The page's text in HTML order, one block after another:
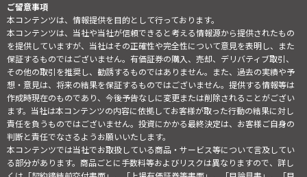
ご留意事項
本コンテンツは、情報提供を目的として行っております。
本コンテンツは、当社や当社が信頼できると考える情報源から提供されたもの
を提供していますが、当社はその正確性や完全性について意見を表明し、また
保証するものではございません。有価証券の購入、売却、デリバティブ取引、
その他の取引を推奨し、勧誘するものではありません。また、過去の実績や予
想・意見は、将来の結果を保証するものではございません。提供する情報等は
作成時現在のものであり、今後予告なしに変更または削除されることがござい
ます。当社は本コンテンツの内容に依拠してお客様が取った行動の結果に対し
責任を負うものではございません。投資にかかる最終決定は、お客様ご自身の
判断と責任でなさるようお願いいたします。
本コンテンツでは当社でお取扱している商品・サービス等について言及してい
る部分があります。商品ごとに手数料等およびリスクは異なりますので、詳し